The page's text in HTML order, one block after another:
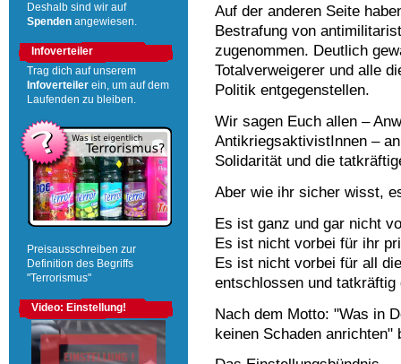
Auf der anderen Seite
Bestrafung von
zugenommen. Deutlich
Totalverweigerer und alle
Politik entgegenstellen.
Wir sagen Euch allen –
AntikriegsaktivistInnen –
Solidarität und die
Aber wie ihr sicher wisst,
Es ist ganz und gar nicht
Es ist nicht vorbei für ihr
Es ist nicht vorbei für all
entschlossen und
Nach dem Motto: "Was in
keinen Schaden
Deshalb sind wir auf
Spenden angewiesen.
Infoverteiler
Trag dich auf unserem
Infoverteiler ein, um auf dem
Laufenden zu bleiben.
Preisausschreiben zur
Definition des Begriffs
"Terrorismus"
Video: Einstellung!